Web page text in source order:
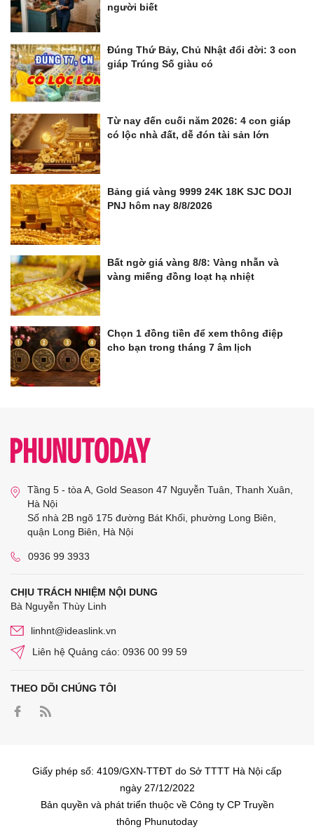
người biết
Đúng Thứ Bảy, Chủ Nhật đổi đời: 3 con
giáp Trúng Số giàu có
Từ nay đến cuối năm 2026: 4 con giáp
có lộc nhà đất, dễ đón tài sản lớn
Bảng giá vàng 9999 24K 18K SJC DOJI
PNJ hôm nay 8/8/2026
Bất ngờ giá vàng 8/8: Vàng nhẫn và
vàng miếng đồng loạt hạ nhiệt
Chọn 1 đồng tiền để xem thông điệp
cho bạn trong tháng 7 âm lịch
Tầng 5 - tòa A, Gold Season 47 Nguyễn Tuân, Thanh Xuân,
Hà Nội
Số nhà 2B ngõ 175 đường Bát Khối, phường Long Biên,
quận Long Biên, Hà Nội
0936 99 3933
CHỊU TRÁCH NHIỆM NỘI DUNG
Bà Nguyễn Thùy Linh
linhnt@ideaslink.vn
Liên hệ Quảng cáo: 0936 00 99 59
THEO DÕI CHÚNG TÔI
Giấy phép số: 4109/GXN-TTĐT do Sở TTTT Hà Nội cấp
ngày 27/12/2022
Bản quyền và phát triển thuộc về Công ty CP Truyền
thông Phunutoday